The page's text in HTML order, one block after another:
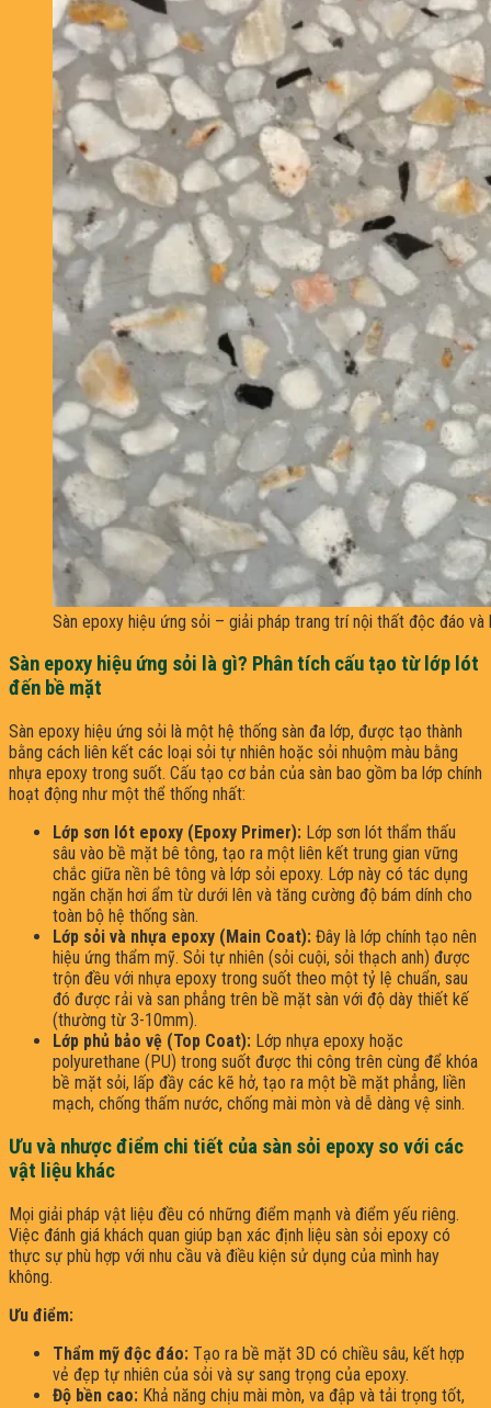
Sàn epoxy hiệu ứng sỏi – giải pháp trang trí nội thất độc đáo và
Sàn epoxy hiệu ứng sỏi là gì? Phân tích cấu tạo từ lớp lót
đến bề mặt
Sàn epoxy hiệu ứng sỏi là một hệ thống sàn đa lớp, được tạo thành
bằng cách liên kết các loại sỏi tự nhiên hoặc sỏi nhuộm màu bằng
nhựa epoxy trong suốt. Cấu tạo cơ bản của sàn bao gồm ba lớp chính
hoạt động như một thể thống nhất:
Lớp sơn lót epoxy (Epoxy Primer): Lớp sơn lót thẩm thấu
sâu vào bề mặt bê tông, tạo ra một liên kết trung gian vững
chắc giữa nền bê tông và lớp sỏi epoxy. Lớp này có tác dụng
ngăn chặn hơi ẩm từ dưới lên và tăng cường độ bám dính cho
toàn bộ hệ thống sàn.
Lớp sỏi và nhựa epoxy (Main Coat): Đây là lớp chính tạo nên
hiệu ứng thẩm mỹ. Sỏi tự nhiên (sỏi cuội, sỏi thạch anh) được
trộn đều với nhựa epoxy trong suốt theo một tỷ lệ chuẩn, sau
đó được rải và san phẳng trên bề mặt sàn với độ dày thiết kế
(thường từ 3-10mm).
Lớp phủ bảo vệ (Top Coat): Lớp nhựa epoxy hoặc
polyurethane (PU) trong suốt được thi công trên cùng để khóa
bề mặt sỏi, lấp đầy các kẽ hở, tạo ra một bề mặt phẳng, liền
mạch, chống thấm nước, chống mài mòn và dễ dàng vệ sinh.
Ưu và nhược điểm chi tiết của sàn sỏi epoxy so với các
vật liệu khác
Mọi giải pháp vật liệu đều có những điểm mạnh và điểm yếu riêng.
Việc đánh giá khách quan giúp bạn xác định liệu sàn sỏi epoxy có
thực sự phù hợp với nhu cầu và điều kiện sử dụng của mình hay
không.
Ưu điểm:
Thẩm mỹ độc đáo: Tạo ra bề mặt 3D có chiều sâu, kết hợp
vẻ đẹp tự nhiên của sỏi và sự sang trọng của epoxy.
Độ bền cao: Khả năng chịu mài mòn, va đập và tải trọng tốt,